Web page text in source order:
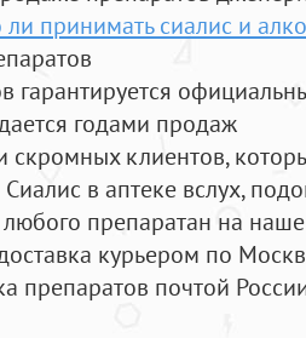
принимать сиалис и
гарантируется
годами продаж
скромных клиентов,
в аптеке вслух,
препаратан на
курьером по
препаратов почтой